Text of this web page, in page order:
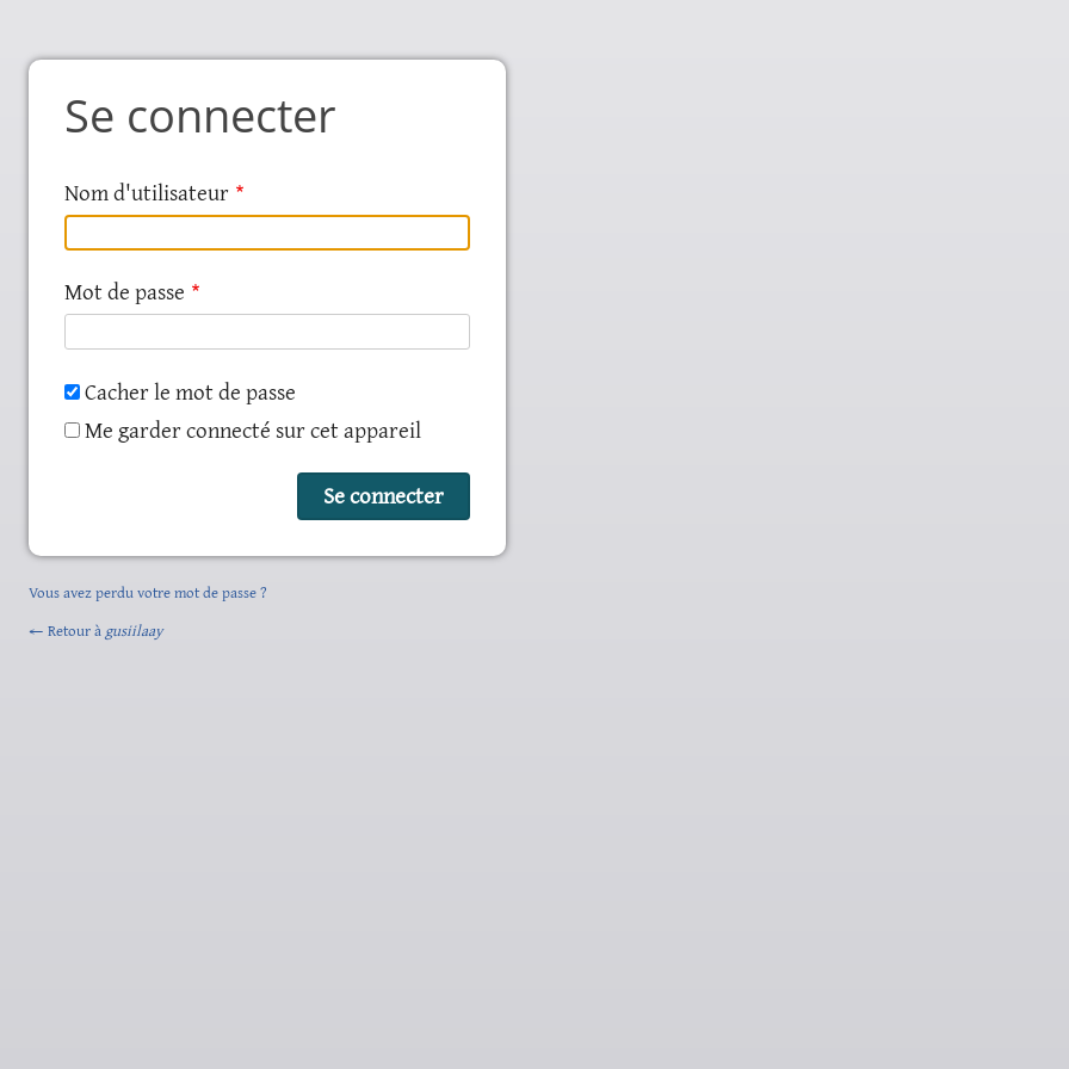
Se connecter
Nom d'utilisateur
Mot de passe
Cacher le mot de passe
Me garder connecté sur cet appareil
Vous avez perdu votre mot de passe ?
← Retour à gusiilaay